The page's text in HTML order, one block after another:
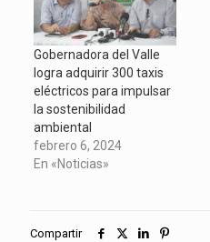
Gobernadora del Valle
logra adquirir 300 taxis
eléctricos para impulsar
la sostenibilidad
ambiental
febrero 6, 2024
En «Noticias»
Compartir